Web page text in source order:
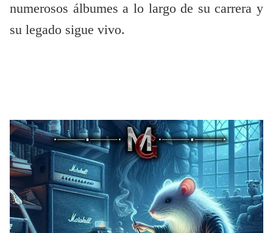
numerosos álbumes a lo largo de su carrera y
su legado sigue vivo.